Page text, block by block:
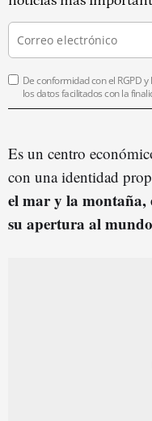
De conformidad con el RGPD y
los datos facilitados con la
Es un centro
con una identidad
el mar y la montaña,
su apertura al